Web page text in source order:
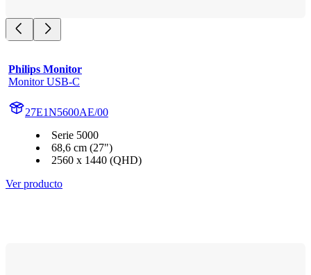
Philips Monitor
Monitor USB-C
27E1N5600AE/00
Serie 5000
68,6 cm (27")
2560 x 1440 (QHD)
Ver producto